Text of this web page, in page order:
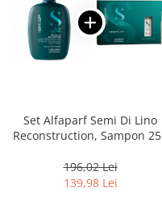
Set Alfaparf Semi Di Lino
Reconstruction, Sampon
6x13 ml
196,02 Lei
139,98 Lei